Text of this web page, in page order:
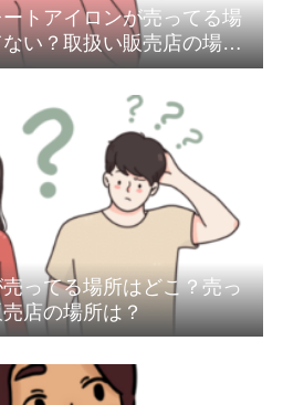
トアイロンが売ってる場
い？取扱い販売店の場所
ってる場所はどこ？売っ
店の場所は？